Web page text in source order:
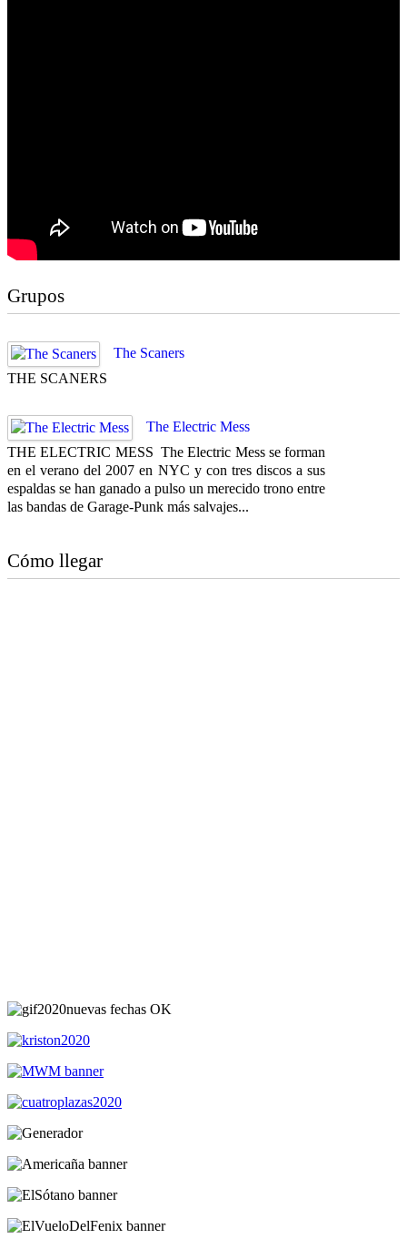
Grupos
The Scaners
THE SCANERS
The Electric Mess
THE ELECTRIC MESS The Electric Mess se forman
en el verano del 2007 en NYC y con tres discos a sus
espaldas se han ganado a pulso un merecido trono entre
las bandas de Garage-Punk más salvajes...
Cómo llegar